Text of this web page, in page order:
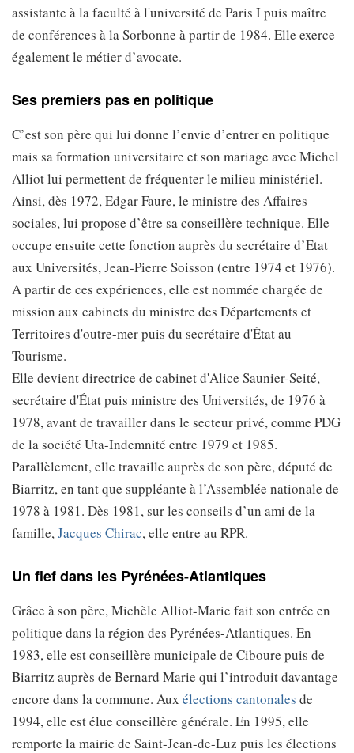
assistante à la faculté à l'université de Paris I puis maître
de conférences à la Sorbonne à partir de 1984. Elle exerce
également le métier d’avocate.
Ses premiers pas en politique
C’est son père qui lui donne l’envie d’entrer en politique
mais sa formation universitaire et son mariage avec Michel
Alliot lui permettent de fréquenter le milieu ministériel.
Ainsi, dès 1972, Edgar Faure, le ministre des Affaires
sociales, lui propose d’être sa conseillère technique. Elle
occupe ensuite cette fonction auprès du secrétaire d’Etat
aux Universités, Jean-Pierre Soisson (entre 1974 et 1976).
A partir de ces expériences, elle est nommée chargée de
mission aux cabinets du ministre des Départements et
Territoires d'outre-mer puis du secrétaire d'État au
Tourisme.
Elle devient directrice de cabinet d'Alice Saunier-Seité,
secrétaire d'État puis ministre des Universités, de 1976 à
1978, avant de travailler dans le secteur privé, comme PDG
de la société Uta-Indemnité entre 1979 et 1985.
Parallèlement, elle travaille auprès de son père, député de
Biarritz, en tant que suppléante à l’Assemblée nationale de
1978 à 1981. Dès 1981, sur les conseils d’un ami de la
famille,Jacques Chirac, elle entre au RPR.
Un fief dans les Pyrénées-Atlantiques
Grâce à son père, Michèle Alliot-Marie fait son entrée en
politique dans la région des Pyrénées-Atlantiques. En
1983, elle est conseillère municipale de Ciboure puis de
Biarritz auprès de Bernard Marie qui l’introduit davantage
encore dans la commune. Aux élections cantonales de
1994, elle est élue conseillère générale. En 1995, elle
remporte la mairie de Saint-Jean-de-Luz puis les élections